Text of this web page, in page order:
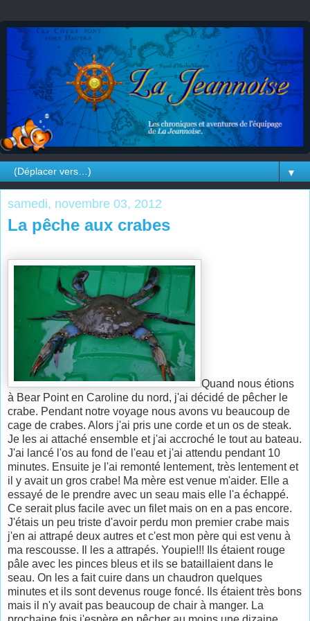
▼
samedi, novembre 03, 2012
La pêche aux crabes
Quand nous étions
à Bear Point en Caroline du nord, j'ai décidé de pêcher le
crabe. Pendant notre voyage nous avons vu beaucoup de
cage de crabes. Alors j'ai pris une corde et un os de steak.
Je les ai attaché ensemble et j'ai accroché le tout au bateau.
J'ai lancé l'os au fond de l'eau et j'ai attendu pendant 10
minutes. Ensuite je l'ai remonté lentement, très lentement et
il y avait un gros crabe! Ma mère est venue m'aider. Elle a
essayé de le prendre avec un seau mais elle l'a échappé.
Ce serait plus facile avec un filet mais on en a pas encore.
J'étais un peu triste d'avoir perdu mon premier crabe mais
j'en ai attrapé deux autres et c'est mon père qui est venu à
ma rescousse. Il les a attrapés. Youpie!!! Ils étaient rouge
pâle avec les pinces bleus et ils se bataillaient dans le
seau. On les a fait cuire dans un chaudron quelques
minutes et ils sont devenus rouge foncé. Ils étaient très bons
mais il n'y avait pas beaucoup de chair à manger. La